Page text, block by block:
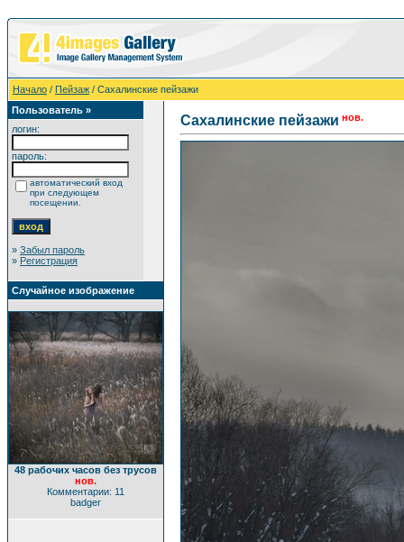
Начало / Пейзаж / Сахалинские пейзажи
Пользователь »
логин:
пароль:
автоматический вход
при следующем
посещении.
» Забыл пароль
» Регистрация
Случайное изображение
48 рабочих часов без трусов
нов.
Комментарии: 11
badger
Сахалинские пейзажи нов.